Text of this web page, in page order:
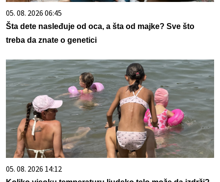
05. 08. 2026 06:45
Šta dete nasleđuje od oca, a šta od majke? Sve što
treba da znate o genetici
05. 08. 2026 14:12